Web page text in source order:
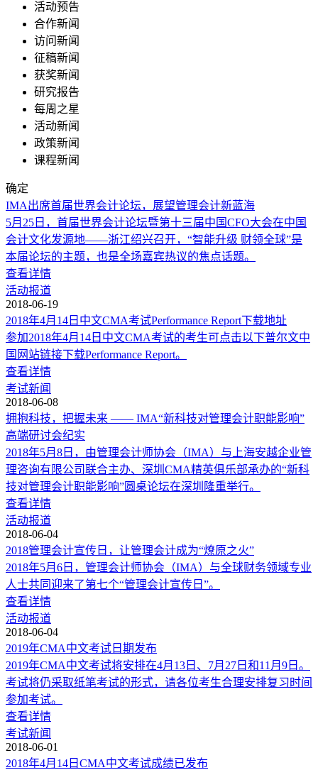
活动预告
合作新闻
访问新闻
征稿新闻
获奖新闻
研究报告
每周之星
活动新闻
政策新闻
课程新闻
确定
IMA出席首届世界会计论坛，展望管理会计新蓝海
5月25日，首届世界会计论坛暨第十三届中国CFO大会在中国
会计文化发源地——浙江绍兴召开，“智能升级 财领全球”是
本届论坛的主题，也是全场嘉宾热议的焦点话题。
查看详情
活动报道
2018-06-19
2018年4月14日中文CMA考试Performance Report下载地址
参加2018年4月14日中文CMA考试的考生可点击以下普尔文中
国网站链接下载Performance Report。
查看详情
考试新闻
2018-06-08
拥抱科技，把握未来 —— IMA“新科技对管理会计职能影响”
高端研讨会纪实
2018年5月8日，由管理会计师协会（IMA）与上海安越企业管
理咨询有限公司联合主办、深圳CMA精英俱乐部承办的“新科
技对管理会计职能影响”圆桌论坛在深圳隆重举行。
查看详情
活动报道
2018-06-04
2018管理会计宣传日，让管理会计成为“燎原之火”
2018年5月6日，管理会计师协会（IMA）与全球财务领域专业
人士共同迎来了第七个“管理会计宣传日”。
查看详情
活动报道
2018-06-04
2019年CMA中文考试日期发布
2019年CMA中文考试将安排在4月13日、7月27日和11月9日。
考试将仍采取纸笔考试的形式，请各位考生合理安排复习时间
参加考试。
查看详情
考试新闻
2018-06-01
2018年4月14日CMA中文考试成绩已发布